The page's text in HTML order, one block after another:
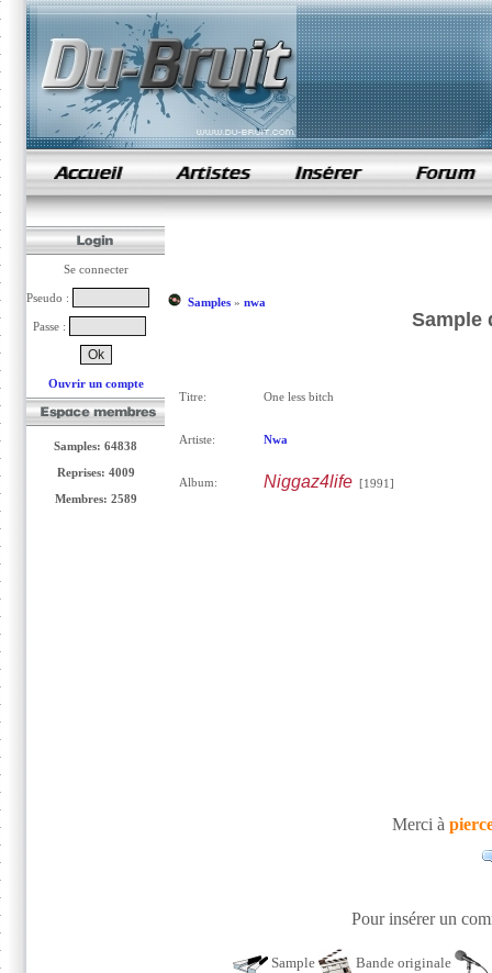
samples de rap
Se connecter
Pseudo :
Passe :
Ouvrir un compte
Samples: 64838
Reprises: 4009
Membres: 2589
Samples» nwa
Sample
Titre: One less bitch
Artiste: Nwa
Album: Niggaz4life[1991]
Merci à
Pour insérer un
Sample Bande originale